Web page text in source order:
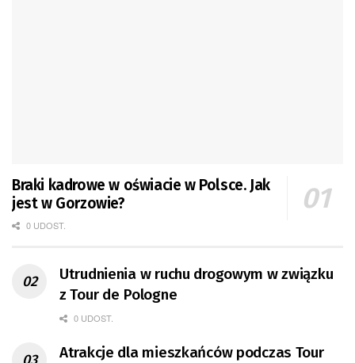
Braki kadrowe w oświacie w Polsce. Jak
jest w Gorzowie?
0 UDOST.
Utrudnienia w ruchu drogowym w związku
z Tour de Pologne
0 UDOST.
Atrakcje dla mieszkańców podczas Tour